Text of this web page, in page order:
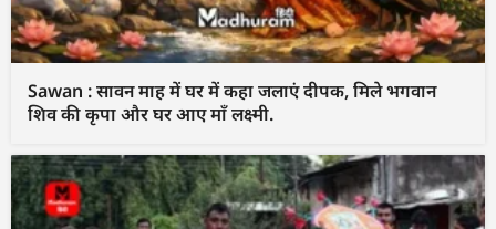
Sawan : सावन माह में घर में कहा जलाएं दीपक, मिले भगवान
शिव की कृपा और घर आए माँ लक्ष्मी.